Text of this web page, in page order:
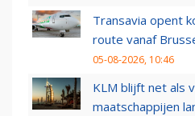
Transavia opent
route vanaf
05-08-2026, 10:46
KLM blijft net als
maatschappijen